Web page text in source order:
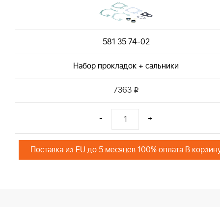
581 35 74-02
Набор прокладок + сальники
7363 i
- +
Поставка из EU до 5 месяцев 100% оплата В